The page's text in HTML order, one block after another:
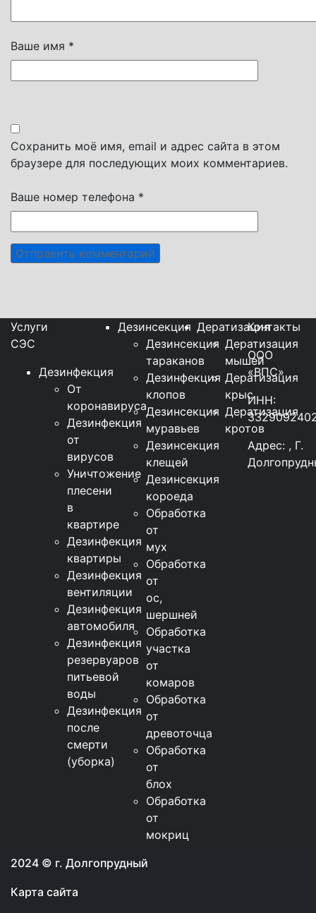
Ваше имя *
Сохранить моё имя, email и адрес сайта в этом
браузере для последующих моих комментариев.
Ваше номер телефона *
Услуги
СЭС
Дезинфекция
От
коронавируса
Дезинфекция
от
вирусов
Уничтожение
плесени
в
квартире
Дезинфекция
квартиры
Дезинфекция
вентиляции
Дезинфекция
автомобиля
Дезинфекция
резервуаров
питьевой
воды
Дезинфекция
после
смерти
(уборка)
Дезинсекция
Дезинсекция
тараканов
Дезинфекция
клопов
Дезинсекция
муравьев
Дезинсекция
клещей
Дезинсекция
короеда
Обработка
от
мух
Обработка
от
ос,
шершней
Обработка
участка
от
комаров
Обработка
от
древоточца
Обработка
от
блох
Обработка
от
мокриц
Дератизация
Дератизация
мышей
Дератизация
крыс
Дератизация
кротов
Контакты
ООО
«ВПС»
ИНН:
Адрес: , Г.
2024 © г. Долгопрудный
Карта сайта